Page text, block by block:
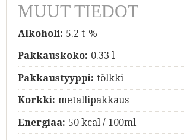
MUUT TIEDOT
Alkoholi: 5.2 t-%
Pakkauskoko: 0.33 l
Pakkaustyyppi: tölkki
Korkki: metallipakkaus
Energiaa: 50 kcal / 100ml